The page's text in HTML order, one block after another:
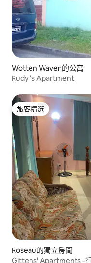
Wotten Waven的公寓
Rudy 's Apartment
旅客精選
旅客精選
Roseau的獨立房間
Gittens' Apartments -